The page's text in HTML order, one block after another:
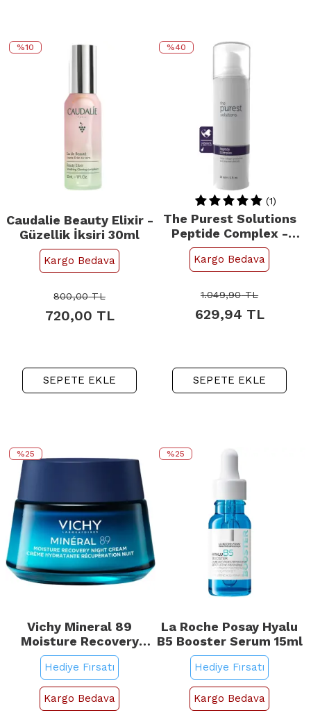
%10
Caudalie Beauty Elixir -
Güzellik İksiri 30ml
Kargo Bedava
800,00TL
720,00 TL
SEPETE EKLE
%40
(1)
The Purest Solutions
Peptide Complex -
Yaşlanma Karşıtı
Serum 30ml
Kargo Bedava
1.049,90TL
629,94 TL
SEPETE EKLE
%25
Vichy Mineral 89
Moisture Recovery
Night Cream -
Nemlendirici ve Onarıcı
Etkili Gece Bakım
Kremi 50ml
Hediye Fırsatı
Kargo Bedava
%25
La Roche Posay Hyalu
B5 Booster Serum 15ml
Hediye Fırsatı
Kargo Bedava